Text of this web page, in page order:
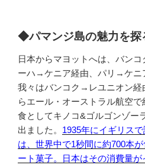
◆パマンジ島の魅力を探
日本からマヨットへは、バン
ーハ→ケニア経由、パリ→ケニ
我々はバンコク→レユニオン経
らエール・オーストラル航空
食としてキノコ&ゴルゴンゾー
出ました。 1935年にイギリス
は、世界中で1秒間に約700本
ート菓子。日本はその消費量